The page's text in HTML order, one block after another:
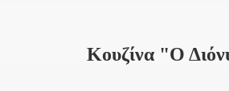
Κουζίνα "Ο